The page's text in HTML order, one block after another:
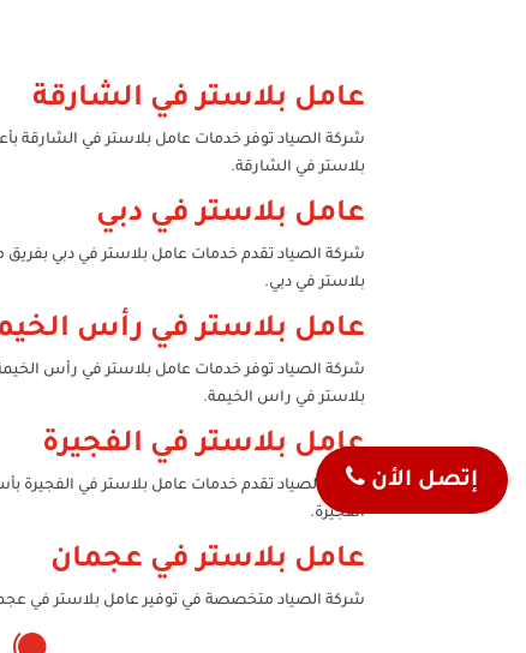
عامل بلاستر في الشارقة
شركة الصياد توفر خدمات عامل بلاستر في الشارقة
بلاستر في الشارقة.
عامل بلاستر في دبي
شركة الصياد تقدم خدمات عامل بلاستر في دبي بفريق
بلاستر في دبي.
عامل بلاستر في رأس
شركة الصياد توفر خدمات عامل بلاستر في رأس
بلاستر في راس الخيمة.
عامل بلاستر في الفجيرة
شركة الصياد تقدم خدمات عامل بلاستر في الفجيرة
الفجيرة.
عامل بلاستر في عجمان
شركة الصياد متخصصة في توفير عامل بلاستر في
إتصل الأن